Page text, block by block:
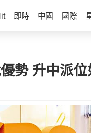
即時 中國 國際
勢 升中派